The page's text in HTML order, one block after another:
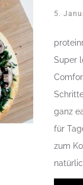
5.
Super
ganz
für
zum